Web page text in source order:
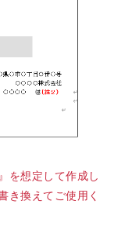
を想定して作成し
き換えてご使用く